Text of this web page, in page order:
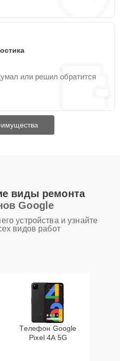
или решил обратится
виды ремонта
Google
устройства и узнайте
видов работ
Телефон Google
Pixel 4A 5G